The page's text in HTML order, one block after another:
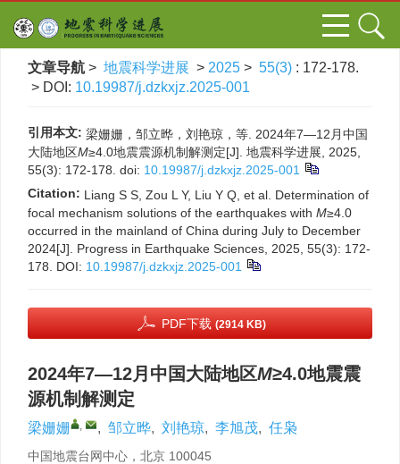
文章导航 > 地震科学进展 > 2025 > 55(3) : 172-178.
> DOI: 10.19987/j.dzkxjz.2025-001
引用本文: 梁姗姗，邹立晔，刘艳琼，等. 2024年7—12月中国
大陆地区M≥4.0地震震源机制解测定[J]. 地震科学进展, 2025,
55(3): 172-178. doi: 10.19987/j.dzkxjz.2025-001
Citation: Liang S S, Zou L Y, Liu Y Q, et al. Determination of
focal mechanism solutions of the earthquakes with M≥4.0
occurred in the mainland of China during July to December
2024[J]. Progress in Earthquake Sciences, 2025, 55(3): 172-
178.
DOI: 10.19987/j.dzkxjz.2025-001
PDF下载 (2914 KB)
2024年7—12月中国大陆地区M≥4.0地震震
源机制解测定
梁姗姗 , , 邹立晔, 刘艳琼, 李旭茂, 任枭
中国地震台网中心，北京 100045